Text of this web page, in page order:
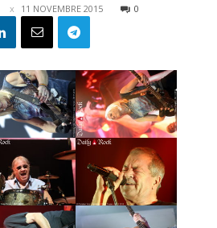
11 NOVEMBRE 2015 0